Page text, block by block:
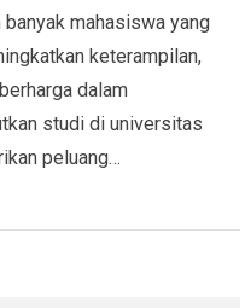
mahasiswa yang
keterampilan,
dalam
studi di universitas
peluang…